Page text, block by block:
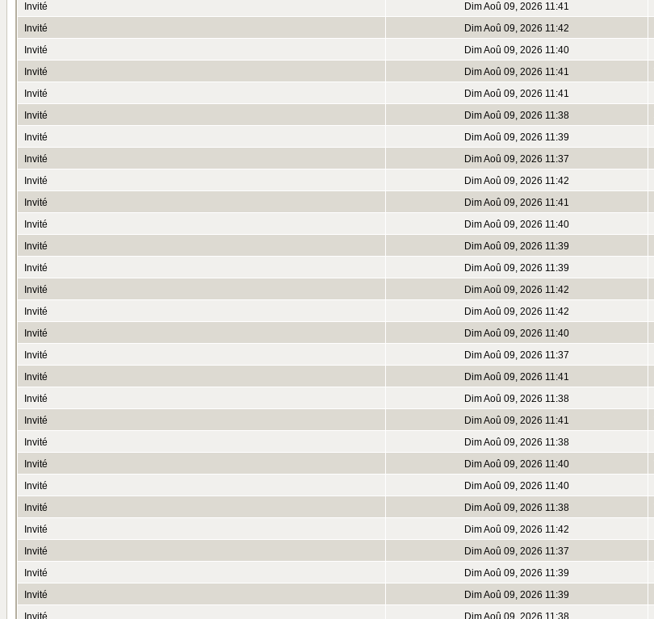
Invité
Dim Aoû 09, 2026 11:41
Invité
Dim Aoû 09, 2026 11:42
Invité
Dim Aoû 09, 2026 11:40
Invité
Dim Aoû 09, 2026 11:41
Invité
Dim Aoû 09, 2026 11:41
Invité
Dim Aoû 09, 2026 11:38
Invité
Dim Aoû 09, 2026 11:39
Invité
Dim Aoû 09, 2026 11:37
Invité
Dim Aoû 09, 2026 11:42
Invité
Dim Aoû 09, 2026 11:41
Invité
Dim Aoû 09, 2026 11:40
Invité
Dim Aoû 09, 2026 11:39
Invité
Dim Aoû 09, 2026 11:39
Invité
Dim Aoû 09, 2026 11:42
Invité
Dim Aoû 09, 2026 11:42
Invité
Dim Aoû 09, 2026 11:40
Invité
Dim Aoû 09, 2026 11:37
Invité
Dim Aoû 09, 2026 11:41
Invité
Dim Aoû 09, 2026 11:38
Invité
Dim Aoû 09, 2026 11:41
Invité
Dim Aoû 09, 2026 11:38
Invité
Dim Aoû 09, 2026 11:40
Invité
Dim Aoû 09, 2026 11:40
Invité
Dim Aoû 09, 2026 11:38
Invité
Dim Aoû 09, 2026 11:42
Invité
Dim Aoû 09, 2026 11:37
Invité
Dim Aoû 09, 2026 11:39
Invité
Dim Aoû 09, 2026 11:39
Invité
Dim Aoû 09, 2026 11:38